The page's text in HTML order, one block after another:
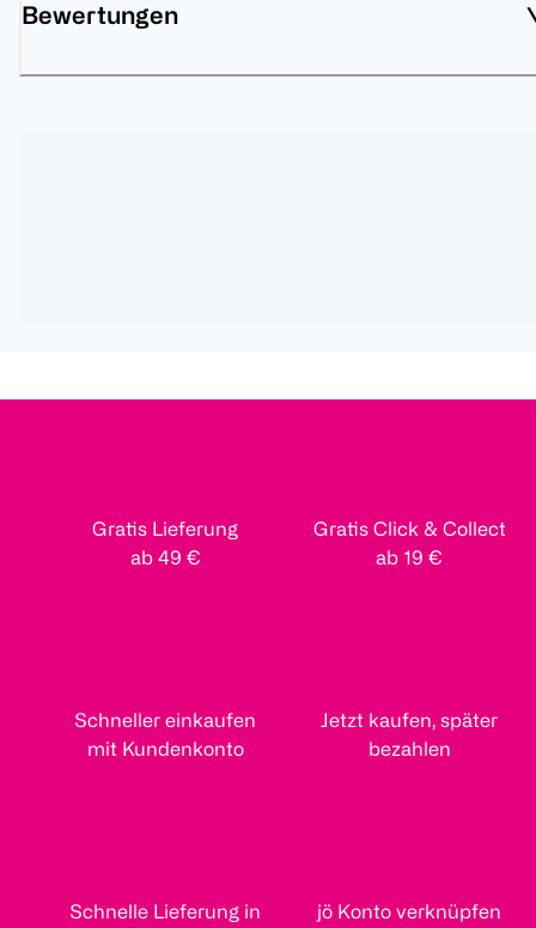
Bewertungen
Gratis Lieferung
ab 49 €
Gratis Click & Collect
ab 19 €
Schneller einkaufen
mit Kundenkonto
Jetzt kaufen, später
bezahlen
Schnelle Lieferung in
jö Konto verknüpfen